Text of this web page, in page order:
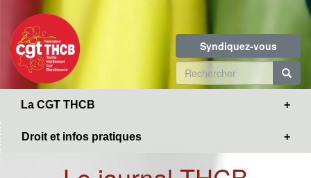
contenu
principal
Syndiquez-vous
Formulaire
de
La CGT THCB
Droit et infos pratiques